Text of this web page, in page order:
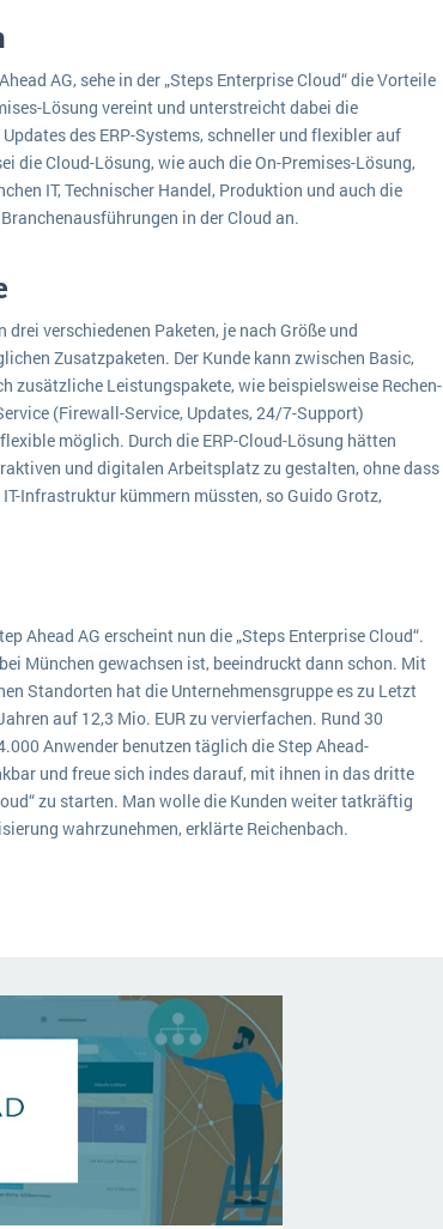
AG, sehe in der „Steps Enterprise Cloud“ die Vorteile
Lösung vereint und unterstreicht dabei die
des ERP-Systems, schneller und flexibler auf
die Cloud-Lösung, wie auch die On-Premises-Lösung,
IT, Technischer Handel, Produktion und auch die
in der Cloud an.
verschiedenen Paketen, je nach Größe und
Zusatzpaketen. Der Kunde kann zwischen Basic,
zusätzliche Leistungspakete, wie beispielsweise Rechen-
(Firewall-Service, Updates, 24/7-Support)
möglich. Durch die ERP-Cloud-Lösung hätten
und digitalen Arbeitsplatz zu gestalten, ohne dass
Infrastruktur kümmern müssten, so Guido Grotz,
Ahead AG erscheint nun die „Steps Enterprise Cloud“.
München gewachsen ist, beeindruckt dann schon. Mit
Standorten hat die Unternehmensgruppe es zu Letzt
auf 12,3 Mio. EUR zu vervierfachen. Rund 30
Anwender benutzen täglich die Step Ahead-
und freue sich indes darauf, mit ihnen in das dritte
zu starten. Man wolle die Kunden weiter tatkräftig
wahrzunehmen, erklärte Reichenbach.